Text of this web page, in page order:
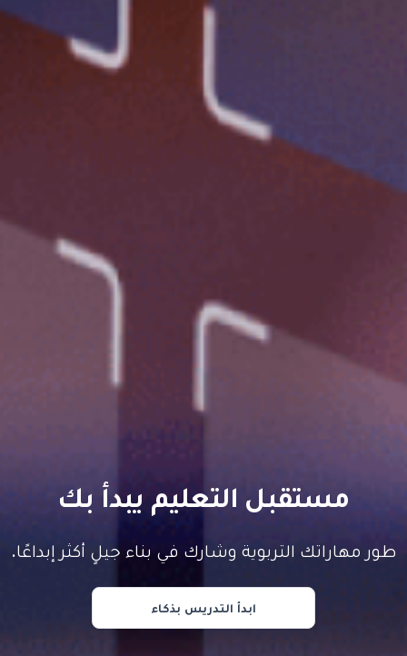
مستقبل التعليم يبدأ بك
طور مهاراتك التربوية وشارك في بناء جيلٍ أكثر إبداعًا.
ابدأ التدريس بذكاء